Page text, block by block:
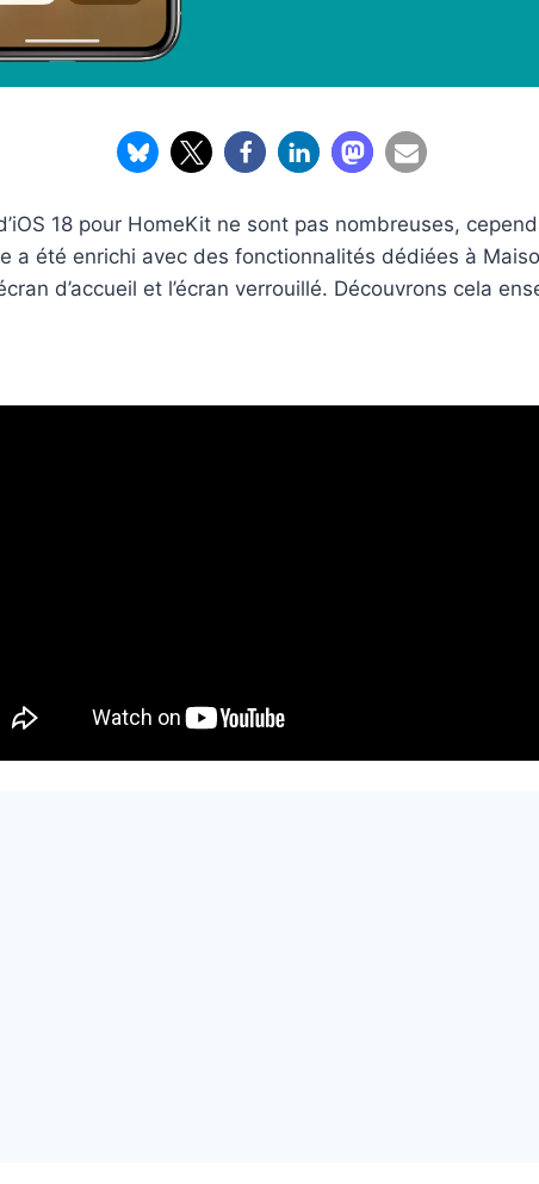
18 pour HomeKit ne sont pas nombreuses,
a été enrichi avec des fonctionnalités dédiées à
d’accueil et l’écran verrouillé. Découvrons cela